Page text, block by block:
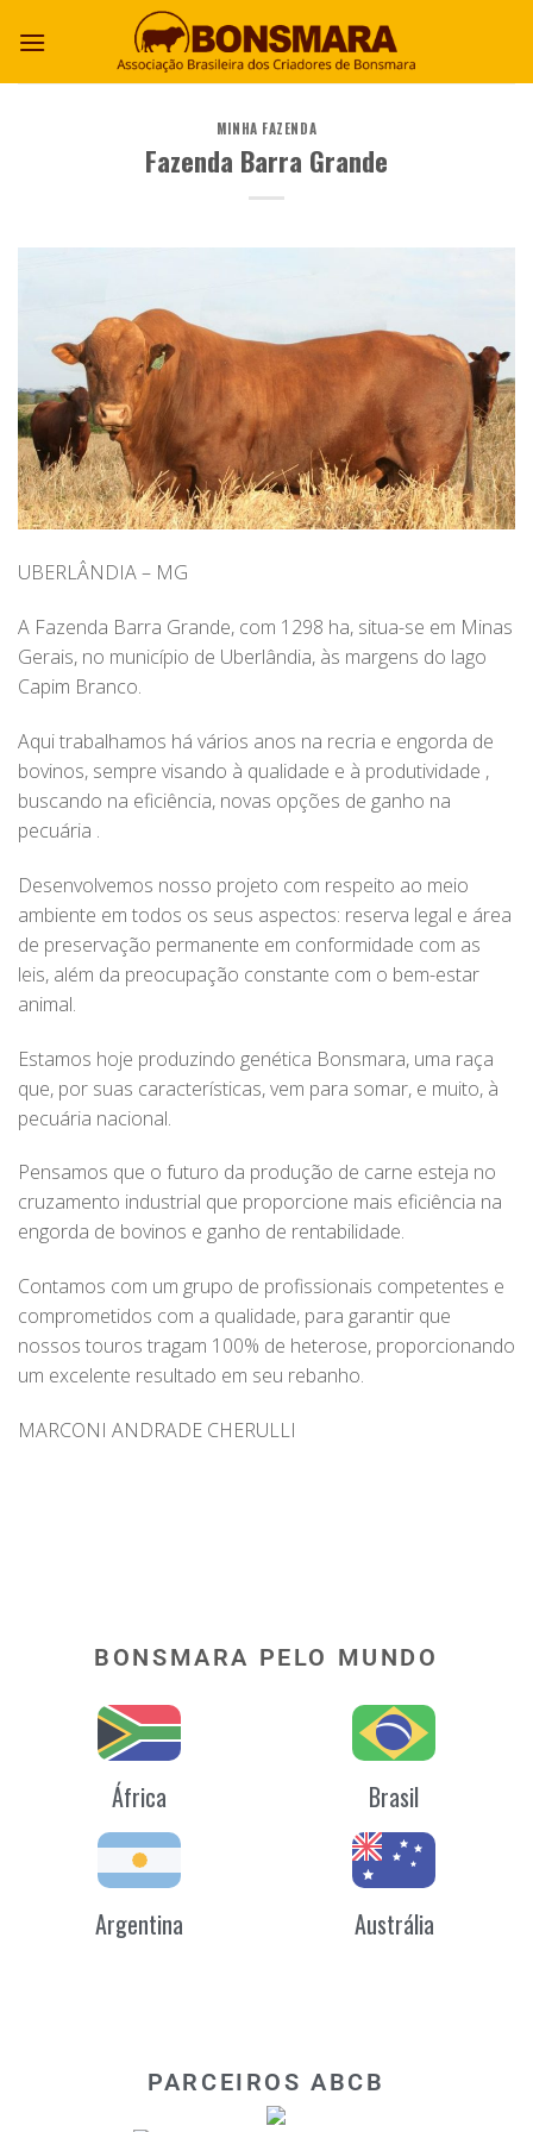
MINHA FAZENDA
Fazenda Barra Grande
UBERLÂNDIA – MG
A Fazenda Barra Grande, com 1298 ha, situa-se em Minas
Gerais, no município de Uberlândia, às margens do lago
Capim Branco.
Aqui trabalhamos há vários anos na recria e engorda de
bovinos, sempre visando à qualidade e à produtividade ,
buscando na eficiência, novas opções de ganho na
pecuária .
Desenvolvemos nosso projeto com respeito ao meio
ambiente em todos os seus aspectos: reserva legal e área
de preservação permanente em conformidade com as
leis, além da preocupação constante com o bem-estar
animal.
Estamos hoje produzindo genética Bonsmara, uma raça
que, por suas características, vem para somar, e muito, à
pecuária nacional.
Pensamos que o futuro da produção de carne esteja no
cruzamento industrial que proporcione mais eficiência na
engorda de bovinos e ganho de rentabilidade.
Contamos com um grupo de profissionais competentes e
comprometidos com a qualidade, para garantir que
nossos touros tragam 100% de heterose, proporcionando
um excelente resultado em seu rebanho.
MARCONI ANDRADE CHERULLI
BONSMARA PELO MUNDO
África Brasil
Argentina Austrália
PARCEIROS ABCB